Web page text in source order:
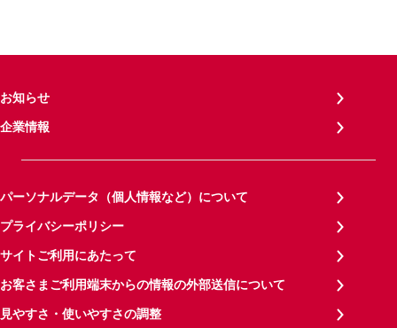
お知らせ
企業情報
パーソナルデータ（個人情報など）について
プライバシーポリシー
サイトご利用にあたって
お客さまご利用端末からの情報の外部送信について
見やすさ・使いやすさの調整